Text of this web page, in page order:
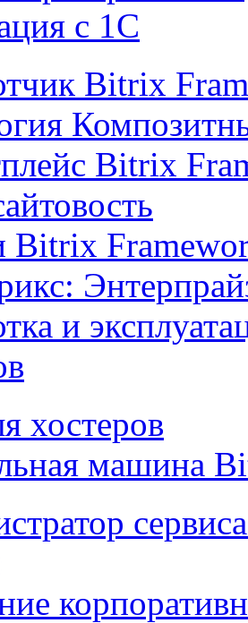
с 1С
Bitrix
Bitrix
Bitrix
и
хостеров
машина